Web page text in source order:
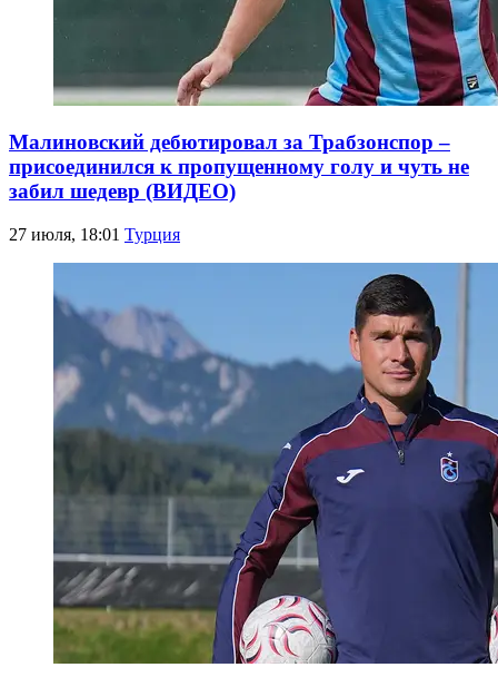
Малиновский дебютировал за Трабзонспор –
присоединился к пропущенному голу и чуть не
забил шедевр (ВИДЕО)
27 июля, 18:01 Турция